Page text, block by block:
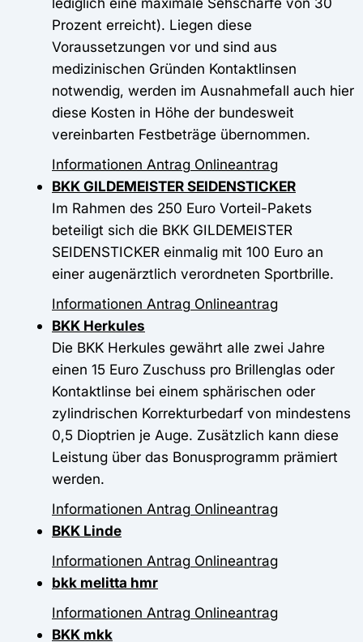
Prozent erreicht). Liegen diese
Voraussetzungen vor und sind aus
medizinischen Gründen Kontaktlinsen
notwendig, werden im Ausnahmefall auch hier
diese Kosten in Höhe der bundesweit
vereinbarten Festbeträge übernommen.
Informationen Antrag Onlineantrag
BKK GILDEMEISTER SEIDENSTICKER
Im Rahmen des 250 Euro Vorteil-Pakets
beteiligt sich die BKK GILDEMEISTER
SEIDENSTICKER einmalig mit 100 Euro an
einer augenärztlich verordneten Sportbrille.
Informationen Antrag Onlineantrag
BKK Herkules
Die BKK Herkules gewährt alle zwei Jahre
einen 15 Euro Zuschuss pro Brillenglas oder
Kontaktlinse bei einem sphärischen oder
zylindrischen Korrekturbedarf von mindestens
0,5 Dioptrien je Auge. Zusätzlich kann diese
Leistung über das Bonusprogramm prämiert
werden.
Informationen Antrag Onlineantrag
BKK Linde
Informationen Antrag Onlineantrag
bkk melitta hmr
Informationen Antrag Onlineantrag
BKK mkk